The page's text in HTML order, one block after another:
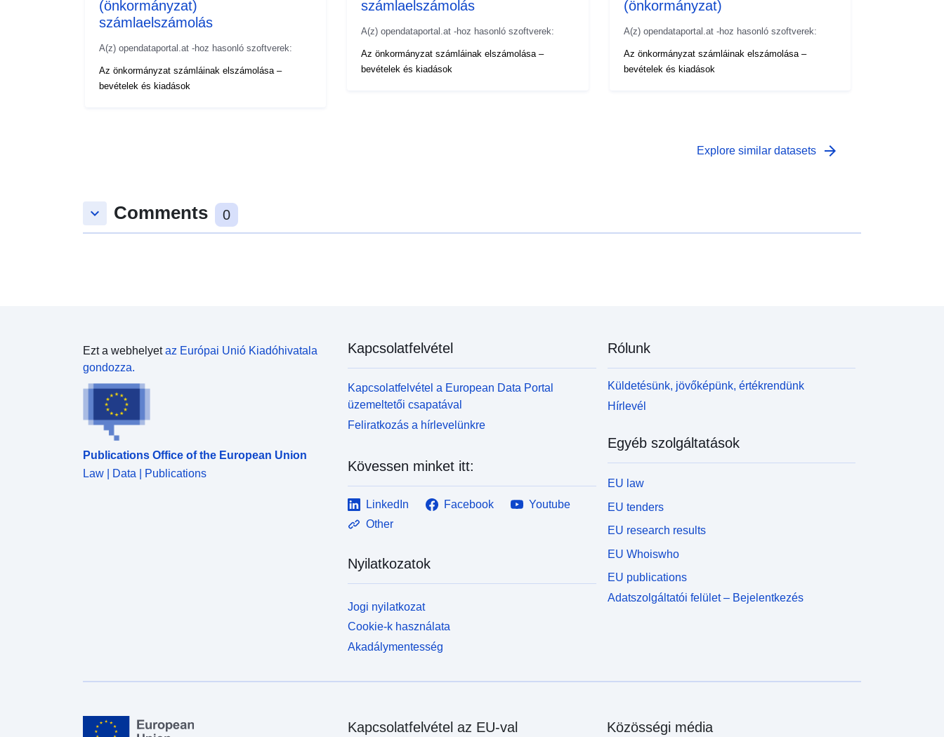
(önkormányzat)
számlaelszámolás
A(z) opendataportal.at -hoz hasonló szoftverek:
Az önkormányzat számláinak elszámolása –
bevételek és kiadások
számlaelszámolás
A(z) opendataportal.at -hoz hasonló szoftverek:
Az önkormányzat számláinak elszámolása –
bevételek és kiadások
(önkormányzat)
A(z) opendataportal.at -hoz hasonló szoftverek:
Az önkormányzat számláinak elszámolása –
bevételek és kiadások
Explore similar datasets arrow_forward
keyboard_arrow_down Comments 0
Ezt a webhelyetaz Európai Unió Kiadóhivatala
gondozza.
Publications Office of the European Union
Law | Data | Publications
Kapcsolatfelvétel
Kapcsolatfelvétel a European Data Portal
üzemeltetői csapatával
Feliratkozás a hírlevelünkre
Kövessen minket itt:
LinkedIn Facebook
Youtube
Other
Nyilatkozatok
Jogi nyilatkozat
Cookie-k használata
Akadálymentesség
Rólunk
Küldetésünk, jövőképünk, értékrendünk
Hírlevél
Egyéb szolgáltatások
EU law
EU tenders
EU research results
EU Whoiswho
EU publications
Adatszolgáltatói felület – Bejelentkezés
Kapcsolatfelvétel az EU-val Közösségi média